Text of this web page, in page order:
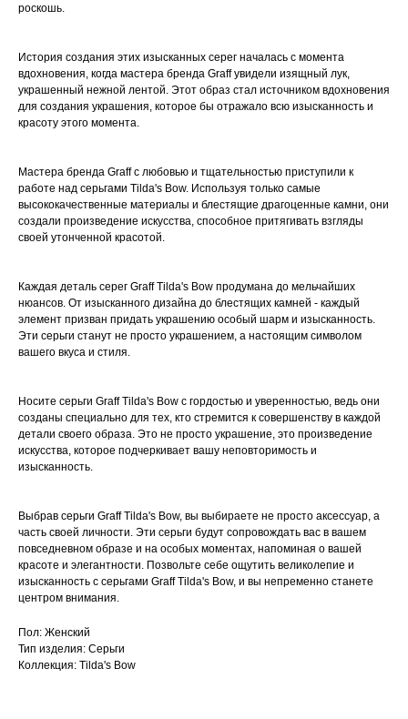
роскошь.
История создания этих изысканных серег началась с момента
вдохновения, когда мастера бренда Graff увидели изящный лук,
украшенный нежной лентой. Этот образ стал источником вдохновения
для создания украшения, которое бы отражало всю изысканность и
красоту этого момента.
Мастера бренда Graff с любовью и тщательностью приступили к
работе над серьгами Tilda's Bow. Используя только самые
высококачественные материалы и блестящие драгоценные камни, они
создали произведение искусства, способное притягивать взгляды
своей утонченной красотой.
Каждая деталь серег Graff Tilda's Bow продумана до мельчайших
нюансов. От изысканного дизайна до блестящих камней - каждый
элемент призван придать украшению особый шарм и изысканность.
Эти серьги станут не просто украшением, а настоящим символом
вашего вкуса и стиля.
Носите серьги Graff Tilda's Bow с гордостью и уверенностью, ведь они
созданы специально для тех, кто стремится к совершенству в каждой
детали своего образа. Это не просто украшение, это произведение
искусства, которое подчеркивает вашу неповторимость и
изысканность.
Выбрав серьги Graff Tilda's Bow, вы выбираете не просто аксессуар, а
часть своей личности. Эти серьги будут сопровождать вас в вашем
повседневном образе и на особых моментах, напоминая о вашей
красоте и элегантности. Позвольте себе ощутить великолепие и
изысканность с серьгами Graff Tilda's Bow, и вы непременно станете
центром внимания.
Пол: Женский
Тип изделия: Серьги
Коллекция: Tilda's Bow